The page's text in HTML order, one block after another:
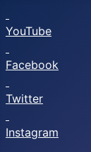
YouTube
Facebook
Twitter
Instagram